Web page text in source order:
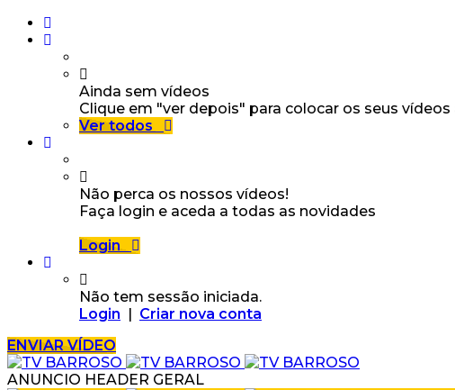
Ainda sem vídeos
Clique em "ver depois" para colocar os seus vídeos
Ver todos
Não perca os nossos vídeos!
Faça login e aceda a todas as novidades
Login
Não tem sessão iniciada.
Login | Criar nova conta
ENVIAR VÍDEO
ANUNCIO HEADER GERAL